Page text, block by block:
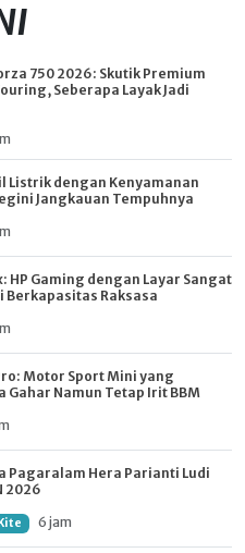
750 2026: Skutik Premium
Seberapa Layak Jadi
Listrik dengan Kenyamanan
Jangkauan Tempuhnya
HP Gaming dengan Layar Sangat
Berkapasitas Raksasa
Motor Sport Mini yang
Gahar Namun Tetap Irit BBM
Pagaralam Hera Parianti Ludi
2026
6 jam